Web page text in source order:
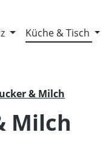
Küche & Tisch
& Milch
Milch